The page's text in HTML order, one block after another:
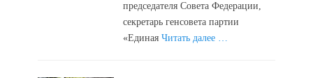
председателя Совета Федерации,
секретарь генсовета партии
«ЕдинаяЧитать далее …